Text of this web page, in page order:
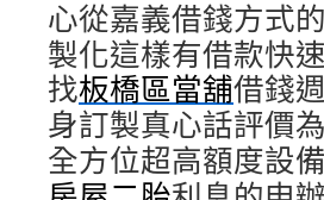
心從嘉義借錢方式
製化這樣有借款快
找板橋區當舖借錢
身訂製真心話評價為
全方位超高額度設